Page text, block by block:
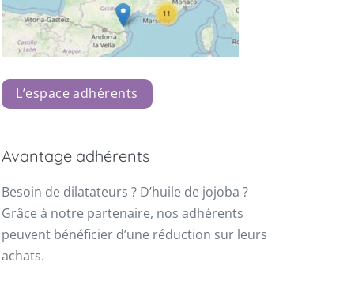
L’espace adhérents
Avantage adhérents
Besoin de dilatateurs ? D’huile de jojoba ?
Grâce à notre partenaire, nos adhérents
peuvent bénéficier d’une réduction sur leurs
achats.